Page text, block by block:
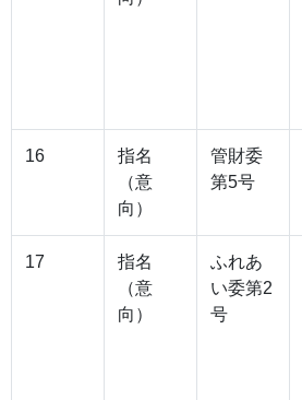
16
指名
（意
向）
管財委
第5号
17
指名
（意
向）
ふれあ
い委第2
号